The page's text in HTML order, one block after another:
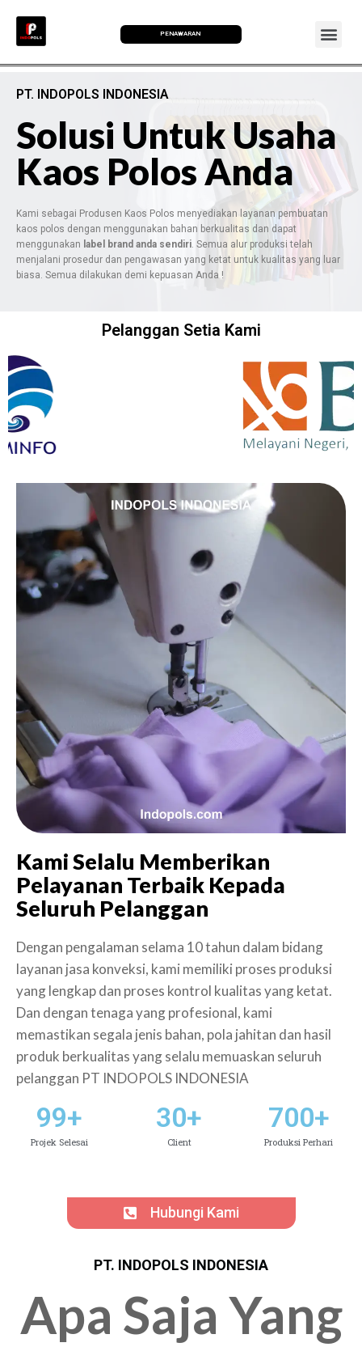
PENAWARAN
PT. INDOPOLS INDONESIA
Solusi Untuk Usaha
Kaos Polos Anda
Kami sebagai Produsen Kaos Polos menyediakan layanan pembuatan
kaos polos dengan menggunakan bahan berkualitas dan dapat
menggunakan label brand anda sendiri . Semua alur produksi telah
menjalani prosedur dan pengawasan yang ketat untuk kualitas yang luar
biasa. Semua dilakukan demi kepuasan Anda !
Pelanggan Setia Kami
Kami Selalu Memberikan
Pelayanan Terbaik Kepada
Seluruh Pelanggan
Dengan pengalaman selama 10 tahun dalam bidang
layanan jasa konveksi, kami memiliki proses produksi
yang lengkap dan proses kontrol kualitas yang ketat.
Dan dengan tenaga yang profesional, kami
memastikan segala jenis bahan, pola jahitan dan hasil
produk berkualitas yang selalu memuaskan seluruh
pelanggan PT INDOPOLS INDONESIA
Hubungi Kami
99+
Projek Selesai
30+
Client
700+
Produksi Perhari
PT. INDOPOLS INDONESIA
Apa Saja Yang